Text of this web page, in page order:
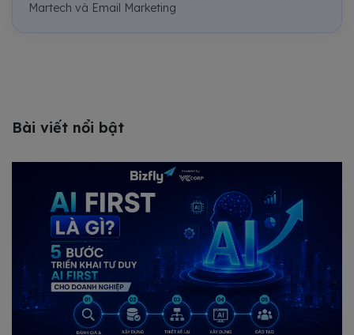
Martech và Email Marketing
Bài viết nổi bật